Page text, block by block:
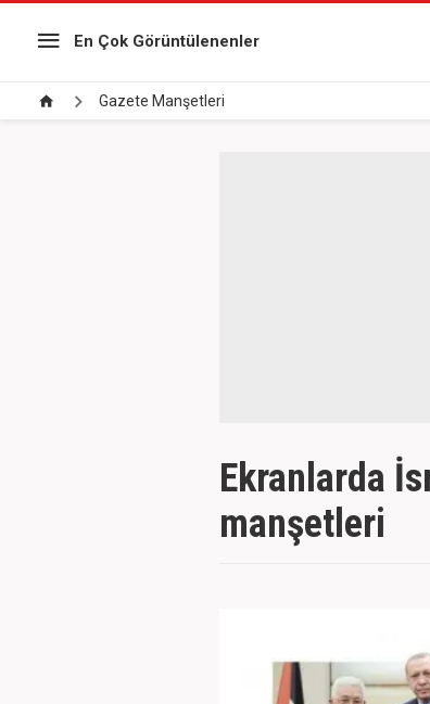
En Çok Görüntülenenler
Gazete Manşetleri
Ekranlarda
manşetleri